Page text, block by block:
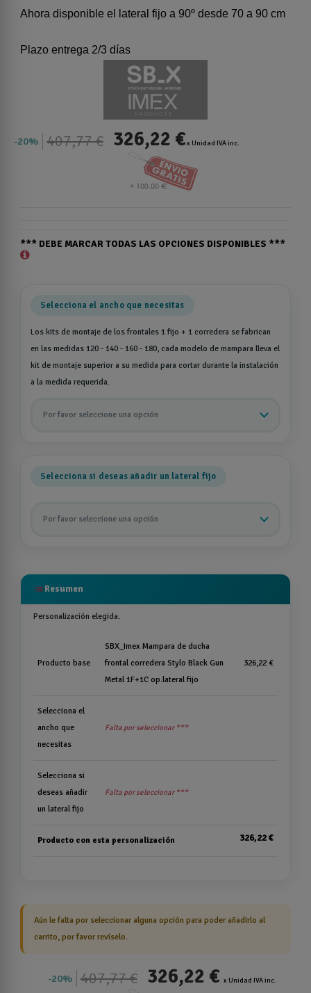
Ahora disponible el lateral fijo a 90º desde 70 a 90 cm
Plazo entrega 2/3 días
20% 407,77 € 326,22 €x Unidad IVA inc.
*** DEBE MARCAR TODAS LAS OPCIONES DISPONIBLES ***
Selecciona el ancho que necesitas
Los kits de montaje de los frontales 1 fijo + 1 corredera se fabrican
en las medidas 120 - 140 - 160 - 180, cada modelo de mampara lleva el
kit de montaje superior a su medida para cortar durante la instalación
a la medida requerida.
Por favor seleccione una opción
Selecciona si deseas añadir un lateral fijo
Por favor seleccione una opción
listResumen
Personalización elegida.
Producto base
SBX_Imex Mampara de ducha
frontal corredera Stylo Black Gun
Metal 1F+1C op.lateral fijo
326,22 €
Selecciona el
ancho que
necesitas
Falta por seleccionar ***
Selecciona si
deseas añadir
un lateral fijo
Falta por seleccionar ***
Producto con esta personalización 326,22 €
Aún le falta por seleccionar alguna opción para poder añadirlo al
carrito, por favor revíselo.
20% 407,77 € 326,22 € x Unidad IVA inc.